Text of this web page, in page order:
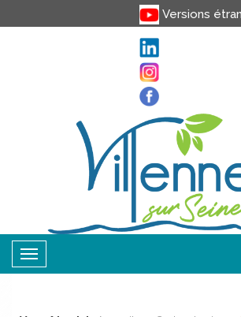
Toggle
navigation